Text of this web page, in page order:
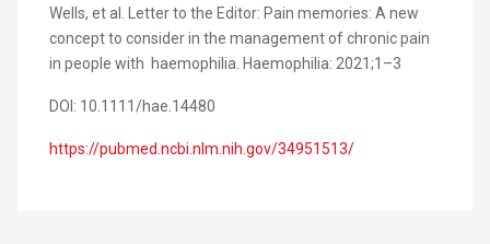
Wells, et al. Letter to the Editor: Pain memories: A new
concept to consider in the management of chronic pain
in people with haemophilia. Haemophilia: 2021;1–3
DOI: 10.1111/hae.14480
https://pubmed.ncbi.nlm.nih.gov/34951513/